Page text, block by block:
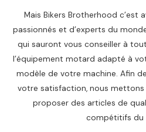
Mais Bikers Brotherhood c’est
passionnés et d’experts du
qui sauront vous conseiller à
l’équipement motard adapté à
modèle de votre machine. Afin
votre satisfaction, nous
proposer des articles de
compétitifs du